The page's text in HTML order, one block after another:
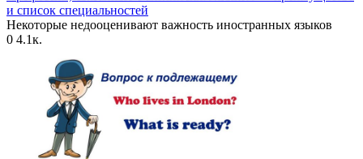
и список специальностей
Некоторые недооценивают важность иностранных языков
0 4.1к.